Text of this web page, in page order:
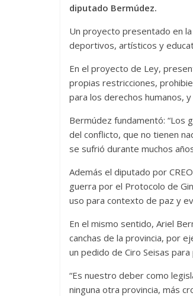
diputado Bermúdez.
Un proyecto presentado en
deportivos, artísticos y
En el proyecto de Ley,
propias restricciones,
para los derechos humanos,
Bermúdez fundamentó: “Los
del conflicto, que no tienen
se sufrió durante muchos
Además el diputado por
guerra por el Protocolo de
uso para contexto de paz y
En el mismo sentido, Ariel
canchas de la provincia, por
un pedido de Ciro Seisas
“Es nuestro deber como
ninguna otra provincia, más